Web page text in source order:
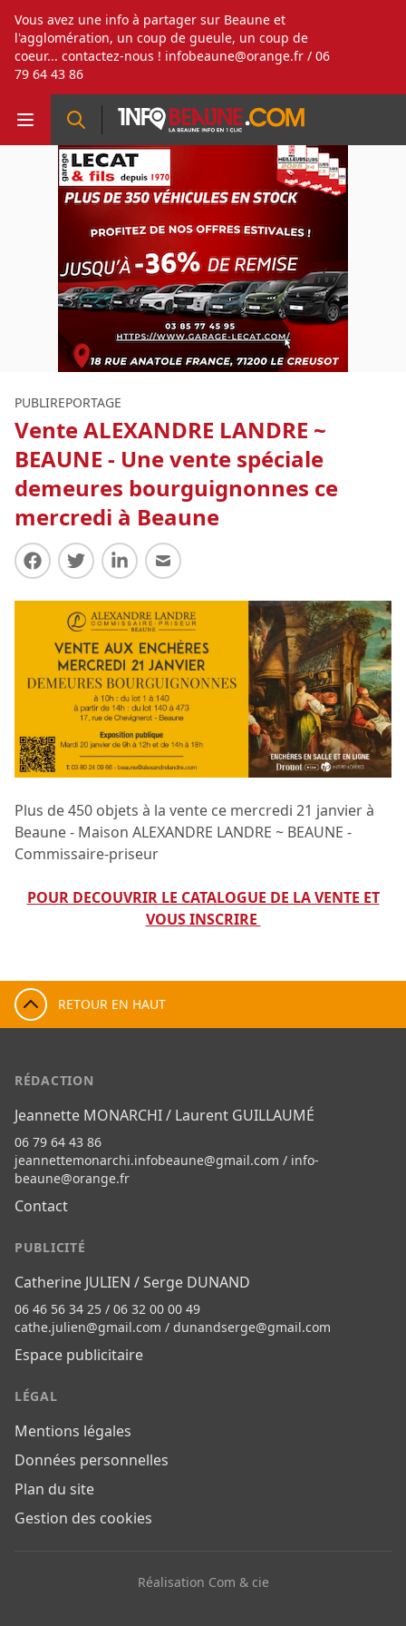
Vous avez une info à partager sur Beaune et
l'agglomération, un coup de gueule, un coup de
coeur... contactez-nous ! infobeaune@orange.fr / 06
79 64 43 86
PUBLIREPORTAGE
Vente ALEXANDRE LANDRE ~
BEAUNE - Une vente spéciale
demeures bourguignonnes ce
mercredi à Beaune
Partager sur Facebook
Partager sur Twitter
Partager sur LinkedIn
Partager par E-mail
Plus de 450 objets à la vente ce mercredi 21 janvier à
Beaune - Maison ALEXANDRE LANDRE ~ BEAUNE -
Commissaire-priseur
POUR DECOUVRIR LE CATALOGUE DE LA VENTE ET
VOUS INSCRIRE
RETOUR EN HAUT
RÉDACTION
Jeannette MONARCHI / Laurent GUILLAUMÉ
06 79 64 43 86
jeannettemonarchi.infobeaune@gmail.com / info-
beaune@orange.fr
Contact
PUBLICITÉ
Catherine JULIEN / Serge DUNAND
06 46 56 34 25 / 06 32 00 00 49
cathe.julien@gmail.com / dunandserge@gmail.com
Espace publicitaire
LÉGAL
Mentions légales
Données personnelles
Plan du site
Gestion des cookies
Réalisation Com & cie